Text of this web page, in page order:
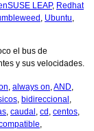
LEAP, Redhat
, Ubuntu,
el bus de
y sus velocidades.
, always on,AND,
, bidireccional ,
, caudal , cd , centos,
,